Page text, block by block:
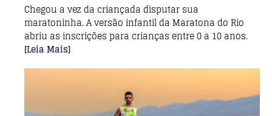
Chegou a vez da criançada disputar sua
maratoninha. A versão infantil da Maratona do Rio
abriu as inscrições para crianças entre 0 a 10 anos.
[Leia Mais]